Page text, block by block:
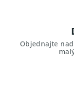
Objednajte nad